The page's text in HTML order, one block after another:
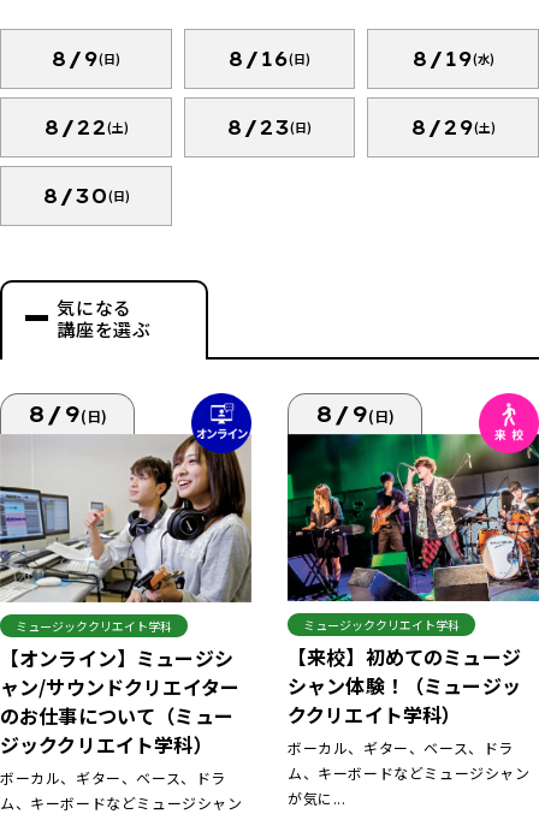
8/9(日) 8/16(日) 8/19(水)
8/22(土) 8/23(日) 8/29(土)
8/30(日)
気になる
講座を選ぶ
8/9(日)
ミュージッククリエイト学科
【オンライン】ミュージシ
ャン/サウンドクリエイター
のお仕事について（ミュー
ジッククリエイト学科）
ボーカル、ギター、ベース、ドラ
ム、キーボードなどミュージシャン
8/9(日)
ミュージッククリエイト学科
【来校】初めてのミュージ
シャン体験！（ミュージッ
ククリエイト学科）
ボーカル、ギター、ベース、ドラ
ム、キーボードなどミュージシャン
が気に...